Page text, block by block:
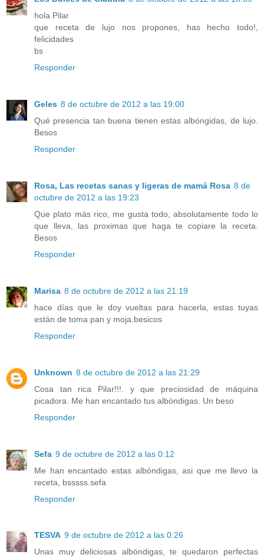
hola Pilar
que receta de lujo nos propones, has hecho todo!,
felicidades
bs
Responder
Geles 8 de octubre de 2012 a las 19:00
Qué presencia tan buena tienen estas albóngidas, de lujo.
Besos
Responder
Rosa, Las recetas sanas y ligeras de mamá Rosa 8 de
octubre de 2012 a las 19:23
Que plato más rico, me gusta todo, absolutamente todo lo
que lleva, las proximas que haga te copiare la receta.
Besos
Responder
Marisa 8 de octubre de 2012 a las 21:19
hace días que le doy vueltas para hacerla, estas tuyas
están de toma pan y moja.besicos
Responder
Unknown 8 de octubre de 2012 a las 21:29
Cosa tan rica Pilar!!!. y que preciosidad de máquina
picadora. Me han encantado tus albóndigas. Un beso
Responder
Sefa 9 de octubre de 2012 a las 0:12
Me han encantado estas albóndigas, asi que me llevo la
receta, bsssss.sefa
Responder
TESVA 9 de octubre de 2012 a las 0:26
Unas muy deliciosas albóndigas, te quedaron perfectas